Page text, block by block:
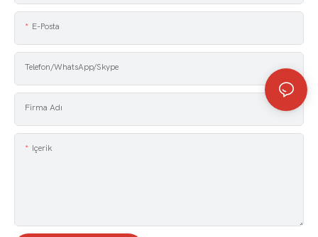
E-Posta
Telefon/WhatsApp/Skype
Firma Adı
Içerik